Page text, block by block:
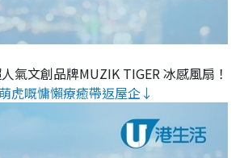
氣文創品牌MUZIK TIGER 冰感風扇！
虎嘅慵懶療癒帶返屋企↓